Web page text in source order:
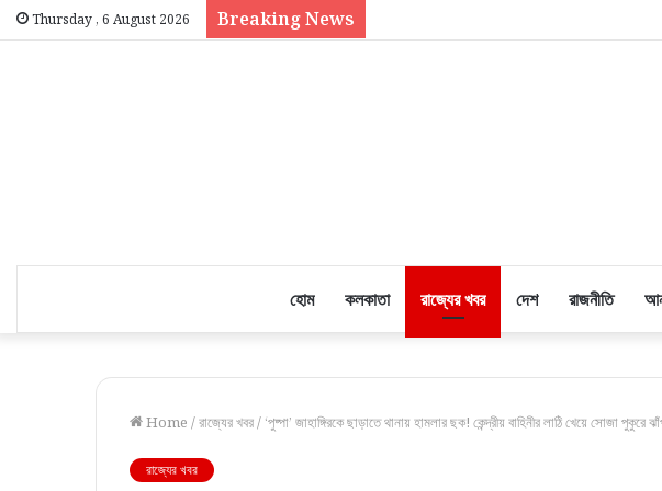
Thursday , 6 August 2026 Breaking News
হোম কলকাতা রাজ্যের খবর দেশ রাজনীতি
Home /রাজ্যের খবর/ ‘পুষ্পা’ জাহাঙ্গিরকে ছাড়াতে থানায় হামলার ছক! কেন্দ্রীয় বাহিনীর লাঠি খেয়ে সোজা পুকুরে
রাজ্যের খবর